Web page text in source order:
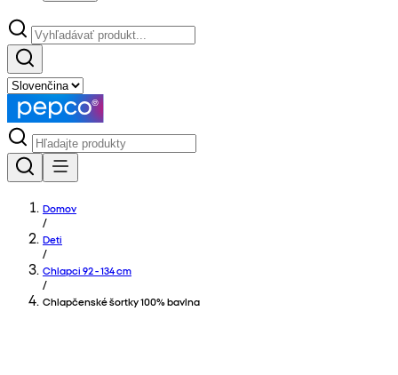
Domov
/
Deti
/
Chlapci 92 - 134 cm
/
Chlapčenské šortky 100% bavlna